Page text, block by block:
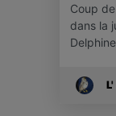
Coup
dans la